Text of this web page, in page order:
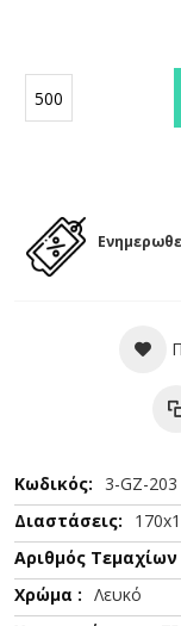
Περισσότερες
Πληροφορίες
3-GZ-203
Λευκό